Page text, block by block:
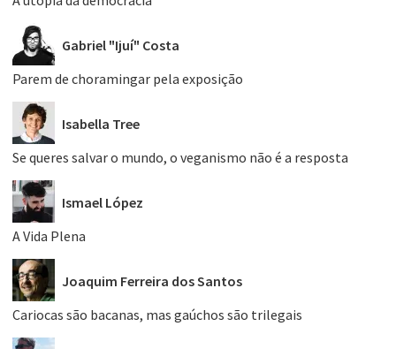
Gabriel "Ijuí" Costa
Parem de choramingar pela exposição
Isabella Tree
Se queres salvar o mundo, o veganismo não é a resposta
Ismael López
A Vida Plena
Joaquim Ferreira dos Santos
Cariocas são bacanas, mas gaúchos são trilegais